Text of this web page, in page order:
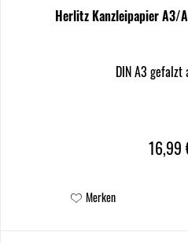
Herlitz Kanzleipapier A3/
DIN A3 gefalzt
16,99
Merken